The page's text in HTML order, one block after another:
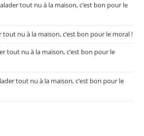
tout nu à la maison, c’est bon pour le
tout nu à la maison, c’est bon pour le moral !
tout nu à la maison, c’est bon pour le
tout nu à la maison, c’est bon pour le